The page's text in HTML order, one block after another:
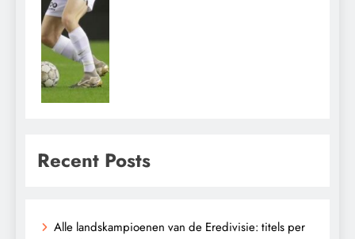
Recent Posts
Alle landskampioenen van de Eredivisie: titels per